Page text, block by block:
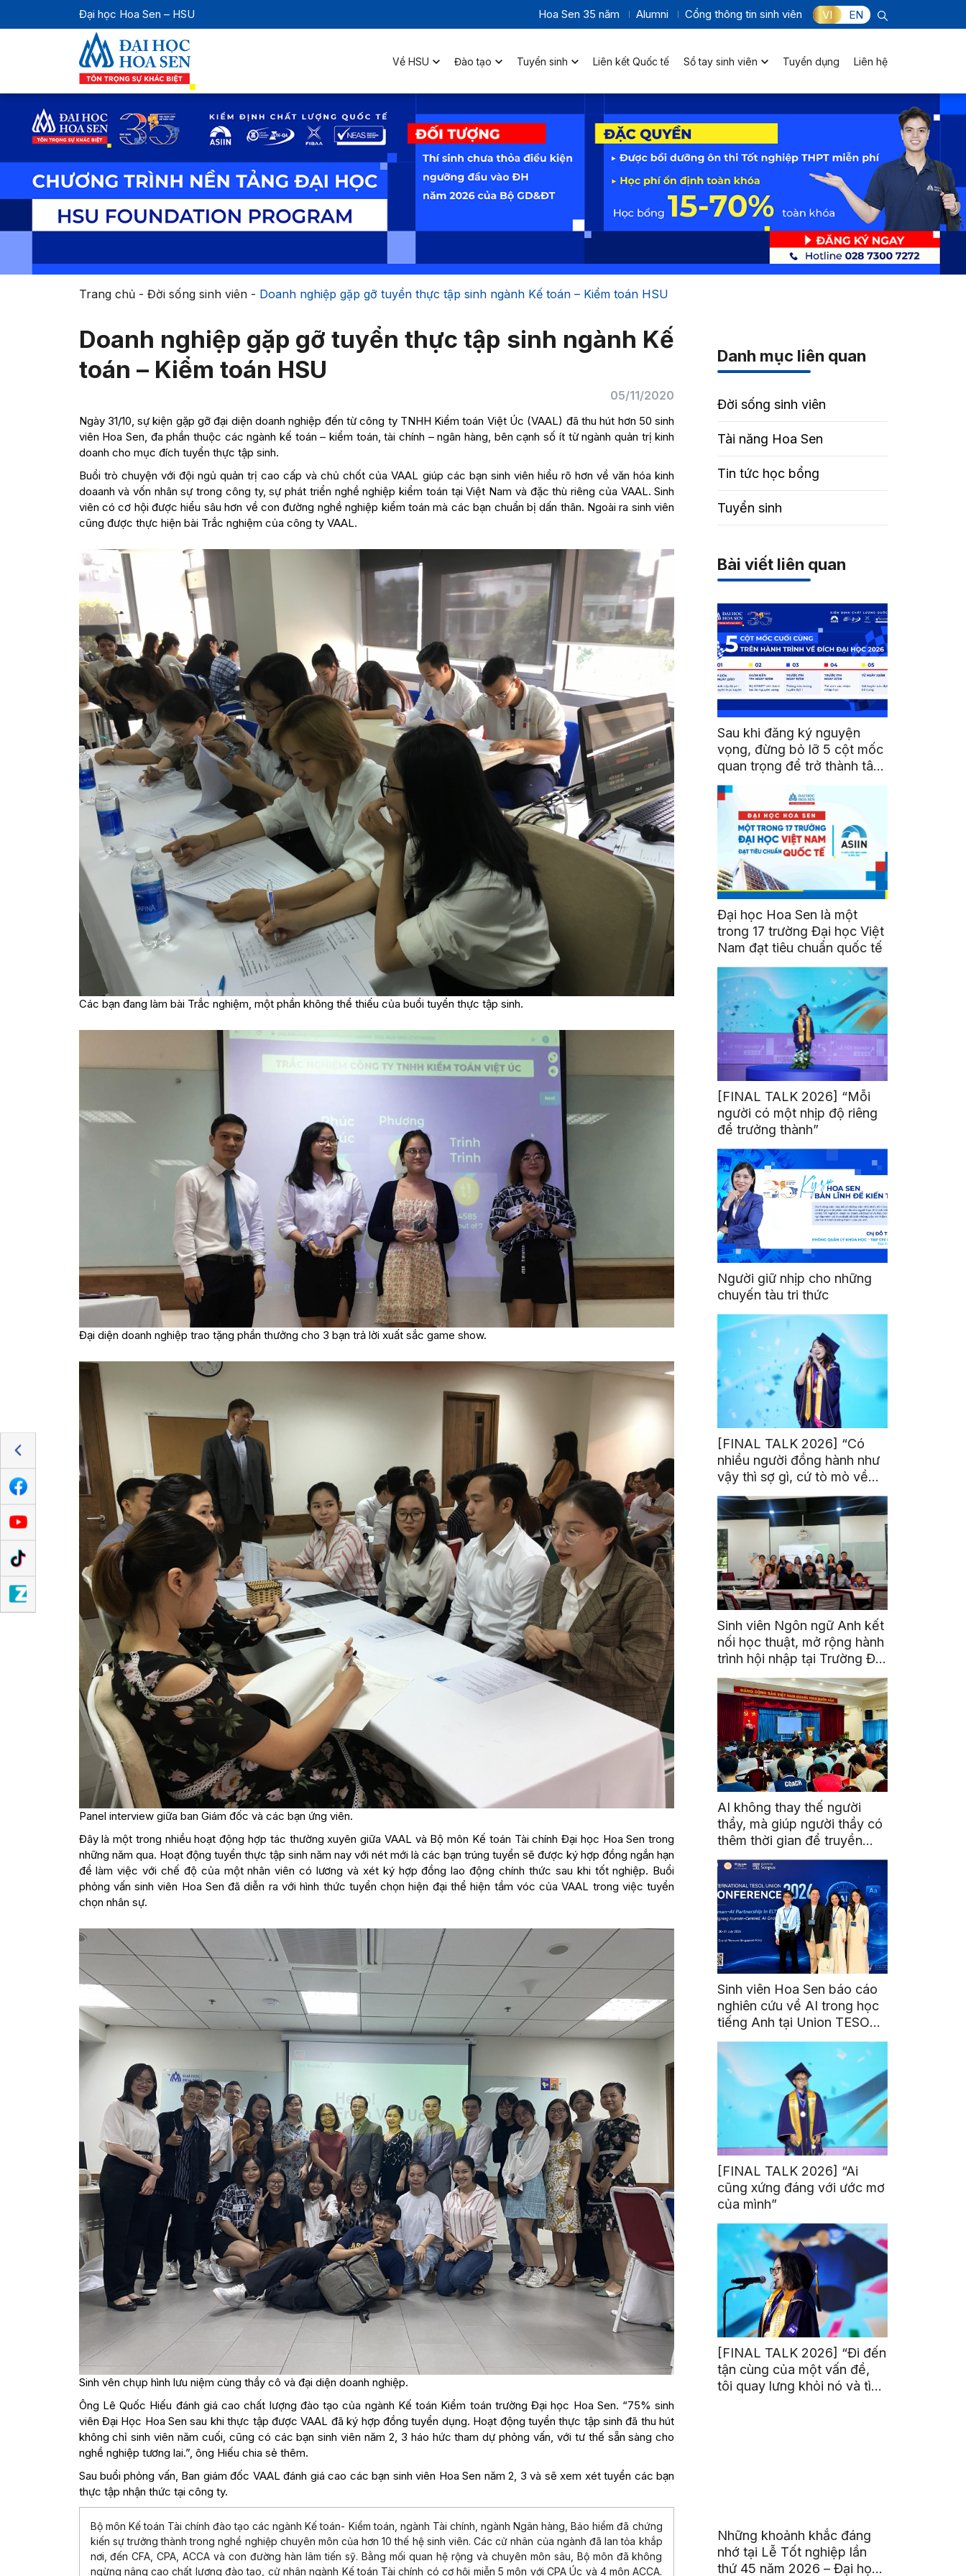
Đại học Hoa Sen – HSU Hoa Sen 35 năm Alumni Cổng thông tin sinh viên VI EN
Về HSU Đào tạo Tuyển sinh Liên kết Quốc tế Sổ tay sinh viên Tuyển dụng Liên hệ
Trang chủ- Đời sống sinh viên- Doanh nghiệp gặp gỡ tuyển thực tập sinh ngành Kế toán – Kiểm toán HSU
Doanh nghiệp gặp gỡ tuyển thực tập sinh ngành Kế
toán – Kiểm toán HSU
05/11/2020
Ngày 31/10, sự kiện gặp gỡ đại diện doanh nghiệp đến từ công ty TNHH Kiểm toán Việt Úc (VAAL) đã thu hút hơn 50 sinh
viên Hoa Sen, đa phần thuộc các ngành kế toán – kiểm toán, tài chính – ngân hàng, bên cạnh số ít từ ngành quản trị kinh
doanh cho mục đích tuyển thực tập sinh.
Buổi trò chuyện với đội ngủ quản trị cao cấp và chủ chốt của VAAL giúp các bạn sinh viên hiểu rõ hơn về văn hóa kinh
doaanh và vốn nhân sự trong công ty, sự phát triển nghề nghiệp kiểm toán tại Việt Nam và đặc thù riêng của VAAL. Sinh
viên có cơ hội được hiểu sâu hơn về con đường nghề nghiệp kiểm toán mà các bạn chuẩn bị dấn thân. Ngoài ra sinh viên
cũng được thực hiện bài Trắc nghiệm của công ty VAAL.
Các bạn đang làm bài Trắc nghiệm, một phần không thể thiếu của buổi tuyển thực tập sinh.
Đại diện doanh nghiệp trao tặng phần thưởng cho 3 bạn trả lời xuất sắc game show.
Panel interview giữa ban Giám đốc và các bạn ứng viên.
Đây là một trong nhiều hoạt động hợp tác thường xuyên giữa VAAL và Bộ môn Kế toán Tài chính Đại học Hoa Sen trong
những năm qua. Hoạt động tuyển thực tập sinh năm nay với nét mới là các bạn trúng tuyển sẽ được ký hợp đồng ngắn hạn
để làm việc với chế độ của một nhân viên có lương và xét ký hợp đồng lao động chính thức sau khi tốt nghiệp. Buổi
phỏng vấn sinh viên Hoa Sen đã diễn ra với hình thức tuyển chọn hiện đại thể hiện tầm vóc của VAAL trong việc tuyển
chọn nhân sự.
Sinh vên chụp hình lưu niệm cùng thầy cô và đại diện doanh nghiệp.
Ông Lê Quốc Hiếu đánh giá cao chất lượng đào tạo của ngành Kế toán Kiểm toán trường Đại học Hoa Sen. “75% sinh
viên Đại Học Hoa Sen sau khi thực tập được VAAL đã ký hợp đồng tuyển dụng. Hoạt động tuyển thực tập sinh đã thu hút
không chỉ sinh viên năm cuối, cũng có các bạn sinh viên năm 2, 3 háo hức tham dự phỏng vấn, với tư thế sẵn sàng cho
nghề nghiệp tương lai.”, ông Hiếu chia sẻ thêm.
Sau buổi phỏng vấn, Ban giám đốc VAAL đánh giá cao các bạn sinh viên Hoa Sen năm 2, 3 và sẽ xem xét tuyển các bạn
thực tập nhận thức tại công ty.
Bộ môn Kế toán Tài chính đào tạo các ngành Kế toán- Kiểm toán, ngành Tài chính, ngành Ngân hàng, Bảo hiểm đã chứng
kiến sự trưởng thành trong nghề nghiệp chuyên môn của hơn 10 thế hệ sinh viên. Các cử nhân của ngành đã lan tỏa khắp
nơi, đến CFA, CPA, ACCA và con đường hàn lâm tiến sỹ. Bằng mối quan hệ rộng và chuyên môn sâu, Bộ môn đã không
ngừng nâng cao chất lượng đào tạo, cử nhân ngành Kế toán Tài chính có cơ hội miễn 5 môn với CPA Úc và 4 môn ACCA.
Danh mục liên quan
Đời sống sinh viên
Tài năng Hoa Sen
Tin tức học bổng
Tuyển sinh
Bài viết liên quan
Sau khi đăng ký nguyện
vọng, đừng bỏ lỡ 5 cột mốc
quan trọng để trở thành tân
sinh viên HSU
Đại học Hoa Sen là một
trong 17 trường Đại học Việt
Nam đạt tiêu chuẩn quốc tế
[FINAL TALK 2026] “Mỗi
người có một nhịp độ riêng
để trưởng thành”
Người giữ nhịp cho những
chuyến tàu tri thức
[FINAL TALK 2026] “Có
nhiều người đồng hành như
vậy thì sợ gì, cứ tò mò về
thế giới thôi”
Sinh viên Ngôn ngữ Anh kết
nối học thuật, mở rộng hành
trình hội nhập tại Trường Đại
học Quốc gia Malaysia
AI không thay thế người
thầy, mà giúp người thầy có
thêm thời gian để truyền
cảm hứng
Sinh viên Hoa Sen báo cáo
nghiên cứu về AI trong học
tiếng Anh tại Union TESOL
2026 ở Singapore
[FINAL TALK 2026] “Ai
cũng xứng đáng với ước mơ
của mình”
[FINAL TALK 2026] “Đi đến
tận cùng của một vấn đề,
tôi quay lưng khỏi nó và tìm
Những khoảnh khắc đáng
nhớ tại Lễ Tốt nghiệp lần
thứ 45 năm 2026 – Đại học